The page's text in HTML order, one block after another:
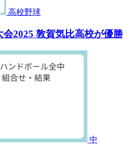
高校野球
2025 敦賀気比高校が優勝
中